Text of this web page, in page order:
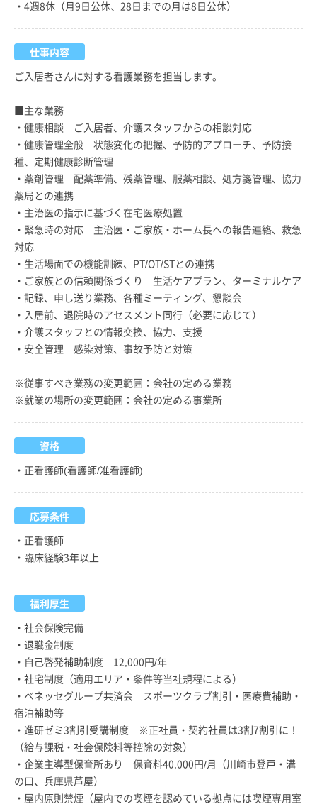
・4週8休（月9日公休、28日までの月は8日公休）
仕事内容
ご入居者さんに対する看護業務を担当します。
■主な業務
・健康相談 ご入居者、介護スタッフからの相談対応
・健康管理全般 状態変化の把握、予防的アプローチ、予防接
種、定期健康診断管理
・薬剤管理 配薬準備、残薬管理、服薬相談、処方箋管理、協力
薬局との連携
・主治医の指示に基づく在宅医療処置
・緊急時の対応 主治医・ご家族・ホーム長への報告連絡、救急
対応
・生活場面での機能訓練、PT/OT/STとの連携
・ご家族との信頼関係づくり 生活ケアプラン、ターミナルケア
・記録、申し送り業務、各種ミーティング、懇談会
・入居前、退院時のアセスメント同行（必要に応じて）
・介護スタッフとの情報交換、協力、支援
・安全管理 感染対策、事故予防と対策
※従事すべき業務の変更範囲：会社の定める業務
※就業の場所の変更範囲：会社の定める事業所
資格
・正看護師(看護師/准看護師)
応募条件
・正看護師
・臨床経験3年以上
福利厚生
・社会保険完備
・退職金制度
・自己啓発補助制度 12,000円/年
・社宅制度（適用エリア・条件等当社規程による）
・ベネッセグループ共済会 スポーツクラブ割引・医療費補助・
宿泊補助等
・進研ゼミ3割引受講制度 ※正社員・契約社員は3割7割引に！
（給与課税・社会保険料等控除の対象）
・企業主導型保育所あり 保育料40,000円/月（川崎市登戸・溝
の口、兵庫県芦屋）
・屋内原則禁煙（屋内での喫煙を認めている拠点には喫煙専用室